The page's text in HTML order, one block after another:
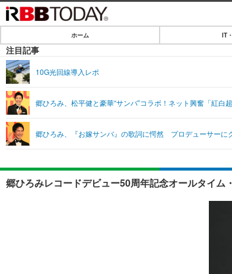
IT・デジタル
ショッピング
SPEED TEST
エンタメ
エンタメTOP
音楽
ライフ
ライフTOP
ペット
リリース一覧
ホーム IT
注目記事
10G光回線導入レポ
郷ひろみ、松平健と豪華“サンバ”コラボ！ネット興奮「紅白超
郷ひろみ、『お嫁サンバ』の歌詞に愕然 プロデューサーに
郷ひろみレコードデビュー50周年記念オールタイ